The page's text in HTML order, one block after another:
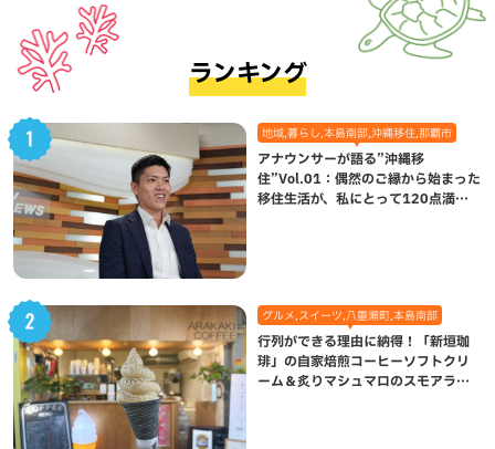
ランキング
地域,暮らし,本島南部,沖縄移住,那覇市
アナウンサーが語る”沖縄移
住”Vol.01：偶然のご縁から始まった
移住生活が、私にとって120点満点
グルメ,スイーツ,八重瀬町,本島南部
行列ができる理由に納得！「新垣珈
琲」の自家焙煎コーヒーソフトクリ
ーム＆炙りマシュマロのスモアラテ